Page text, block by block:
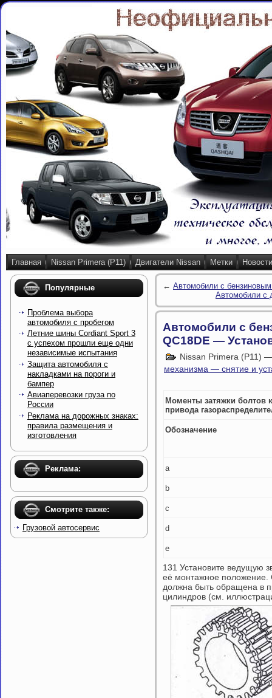
Главная Nissan Primera (P11) Двигатели Nissan Метки Новости
Популярные
Проблема выбора
автомобиля с пробегом
Летние шины Cordiant Sport 3
с успехом прошли еще одни
независимые испытания
Защита автомобиля с
накладками на пороги и
бампер
Авиаперевозки груза по
России
Реклама на дорожных знаках:
правила размещения и
изготовления
Реклама:
Смотрите также:
Грузовой автосервис
← Автомобили с
Автомобили с
Автомобили с
QC18DE —
Nissan Primera (P11)
механизма — снятие и
Моменты затяжки болтов
привода
Обозначение
а
b
с
d
е
131 Установите ведущую
её монтажное положение.
должна быть обращена в
цилиндров (см.